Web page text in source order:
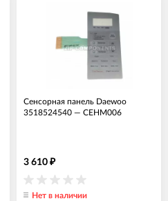
Сенсорная панель Daewoo
3518524540 — СЕНМ006
3 610 ₽
Нет в наличии